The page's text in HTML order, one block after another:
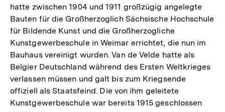
hatte zwischen 1904 und 1911 großzügig angelegte
Bauten für die Großherzoglich Sächsische Hochschule
für Bildende Kunst und die Großherzogliche
Kunstgewerbeschule in Weimar errichtet, die nun im
Bauhaus vereinigt wurden. Van de Velde hatte als
Belgier Deutschland während des Ersten Weltkrieges
verlassen müssen und galt bis zum Kriegsende
offiziell als Staatsfeind. Die von ihm geleitete
Kunstgewerbeschule war bereits 1915 geschlossen